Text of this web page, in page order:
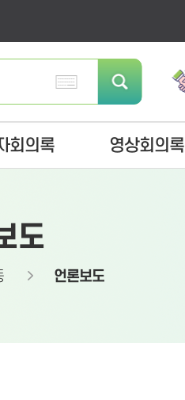
회의록 영상회의록
도
언론보도